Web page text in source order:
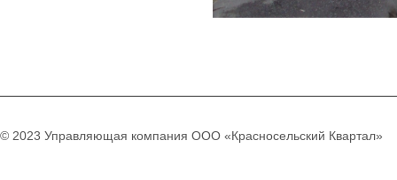
© 2023 Управляющая компания ООО «Красносельский Квартал»